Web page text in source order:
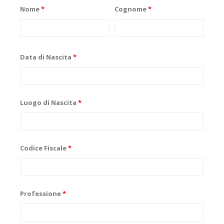
Nome* Cognome*
Data di Nascita *
Luogo di Nascita *
Codice Fiscale*
Professione*